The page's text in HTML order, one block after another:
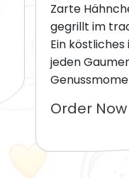
Zarte
gegrillt im
Ein
jeden
Order Now